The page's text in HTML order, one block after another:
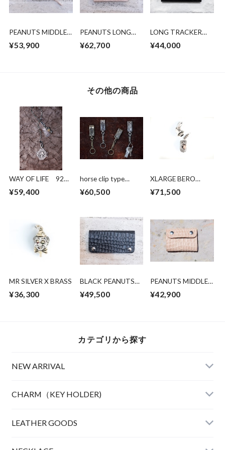
PEANUTS MIDDLE
限定販売)
¥53,900
PEANUTS LONG
定販売)
¥62,700
LONG TRACKER
¥44,000
その他の商品
WAY OF LIFE 925
¥59,400
horse clip type
¥60,500
XLARGE BERO
K10PG
¥71,500
MR SILVER X BRASS
¥36,300
BLACK PEANUTS
WALLET (HP限定発
¥49,500
PEANUTS MIDDLE
WALLET（HP 限定
¥42,900
カテゴリから探す
NEW ARRIVAL
LEATHER
CHARM（KEY HOLDER)
LEATHER GOODS